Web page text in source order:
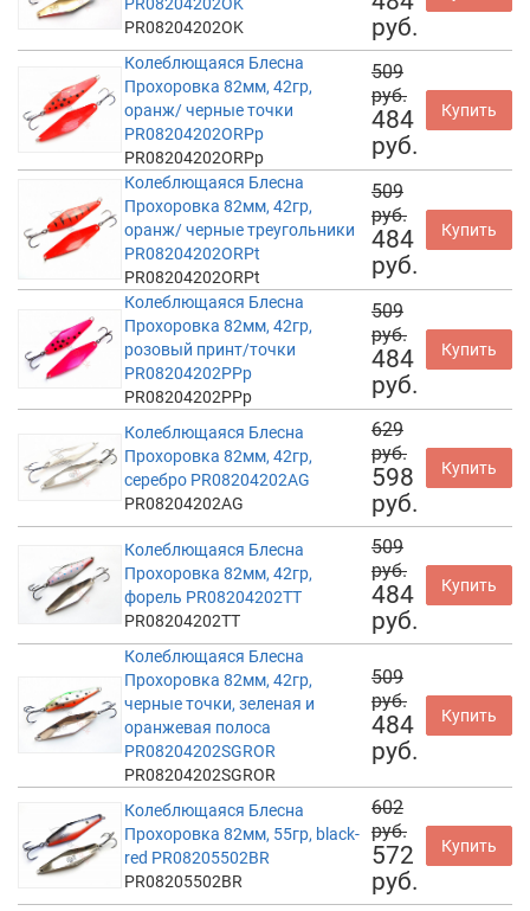
PR08204202OK
руб.
Колеблющаяся Блесна
Прохоровка 82мм, 42гр,
оранж/ черные точки
PR08204202ORPp
PR08204202ORPp
509
руб.
484
руб.
Купить
Колеблющаяся Блесна
Прохоровка 82мм, 42гр,
оранж/ черные треугольники
PR08204202ORPt
PR08204202ORPt
509
руб.
484
руб.
Купить
Колеблющаяся Блесна
Прохоровка 82мм, 42гр,
розовый принт/точки
PR08204202PPp
PR08204202PPp
509
руб.
484
руб.
Купить
Колеблющаяся Блесна
Прохоровка 82мм, 42гр,
серебро PR08204202AG
PR08204202AG
629
руб.
598
руб.
Купить
Колеблющаяся Блесна
Прохоровка 82мм, 42гр,
форель PR08204202TT
PR08204202TT
509
руб.
484
руб.
Купить
Колеблющаяся Блесна
Прохоровка 82мм, 42гр,
черные точки, зеленая и
оранжевая полоса
PR08204202SGROR
PR08204202SGROR
509
руб.
484
руб.
Купить
Колеблющаяся Блесна
Прохоровка 82мм, 55гр, black-
red PR08205502BR
PR08205502BR
602
руб.
572
руб.
Купить